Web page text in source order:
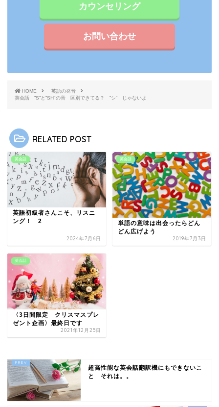
カウンセリング
お問い合わせ
HOME
英語の発音
英会話 ”S”と”SH"の音 区別できてる？ ”シ” じゃないよ
RELATED POST
英会話
英語初級者さんこそ、リスニ
ング！ 2
2024年7月6日
英会話
単語の意味は出会ったらどん
どん広げよう
2019年7月3日
英会話
〈3日間限定 クリスマスプレ
ゼント企画〉最終日です
2021年12月25日
超高性能な英会話翻訳機にもできないこ
と それは。。